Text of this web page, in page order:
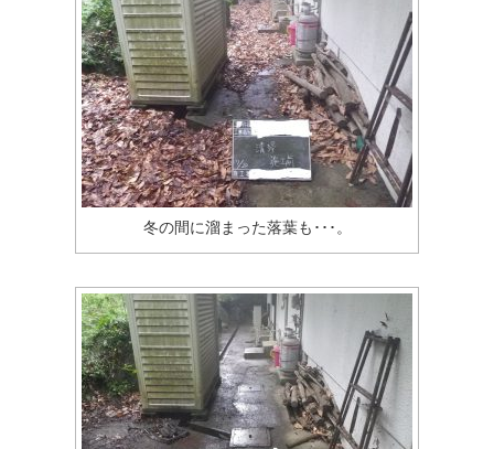
冬の間に溜まった落葉も･･･。